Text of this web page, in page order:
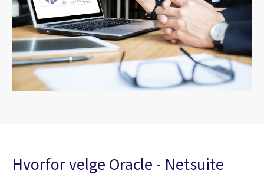
Hvorfor velge Oracle - Netsuite